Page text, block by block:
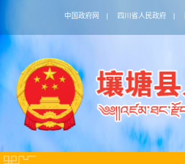
中国政府网 | 四川省人民政府 |